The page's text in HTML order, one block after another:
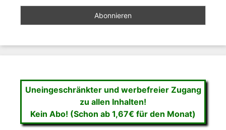
Uneingeschränkter und werbefreier Zugang
zu allen Inhalten!
Kein Abo! (Schon ab 1,67€ für den Monat)